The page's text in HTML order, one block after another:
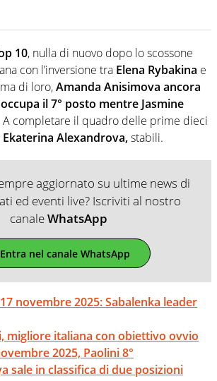
10, nulla di nuovo dopo lo scossone
con l’inversione tra Elena Rybakina e
di loro,Amanda Anisimova ancora
il 7° posto mentre Jasmine
A completare il quadro delle prime dieci
Ekaterina Alexandrova,stabili.
aggiornato su ultime news di
ed eventi live? Iscriviti al nostro
canaleWhatsApp
Entra nel canale WhatsApp
novembre 2025: Sabalenka leader
migliore italiana con obiettivo ovvio
2025, Paolini 8°
sale in classifica di due posizioni